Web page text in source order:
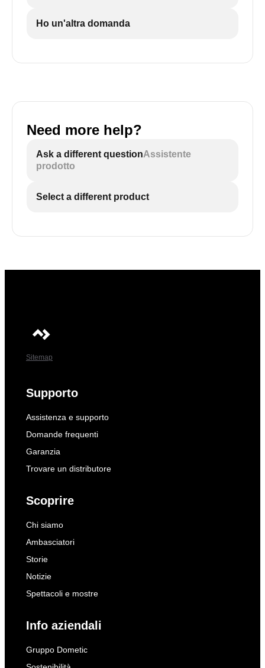
Ho un'altra domanda
Need more help?
Ask a different questionAssistente
prodotto
Select a different product
Sitemap
Supporto
Assistenza e supporto
Domande frequenti
Garanzia
Trovare un distributore
Scoprire
Chi siamo
Ambasciatori
Storie
Notizie
Spettacoli e mostre
Info aziendali
Gruppo Dometic